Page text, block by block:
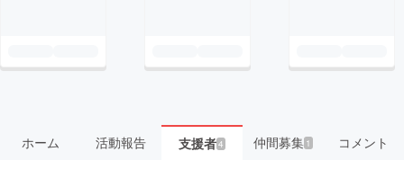
ホーム 活動報告 支援者4 仲間募集 1 コメント